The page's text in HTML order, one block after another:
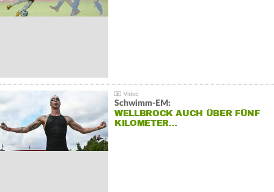
Schwimm-EM:
WELLBROCK AUCH ÜBER FÜNF
KILOMETER…